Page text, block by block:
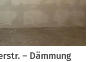
– Dämmung